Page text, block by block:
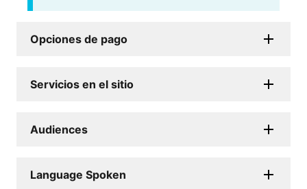
Opciones de pago
Servicios en el sitio
Audiences
Language Spoken